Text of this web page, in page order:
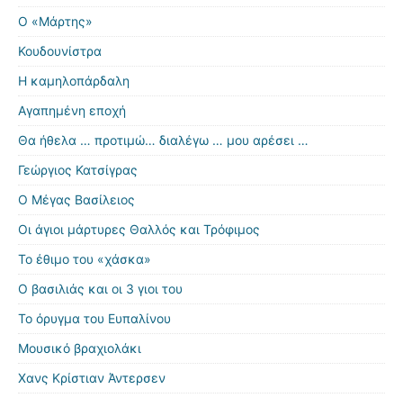
Ο «Μάρτης»
Κουδουνίστρα
Η καμηλοπάρδαλη
Αγαπημένη εποχή
Θα ήθελα … προτιμώ… διαλέγω … μου αρέσει …
Γεώργιος Κατσίγρας
Ο Μέγας Βασίλειος
Οι άγιοι μάρτυρες Θαλλός και Τρόφιμος
Το έθιμο του «χάσκα»
Ο βασιλιάς και οι 3 γιοι του
Το όρυγμα του Ευπαλίνου
Μουσικό βραχιολάκι
Χανς Κρίστιαν Άντερσεν